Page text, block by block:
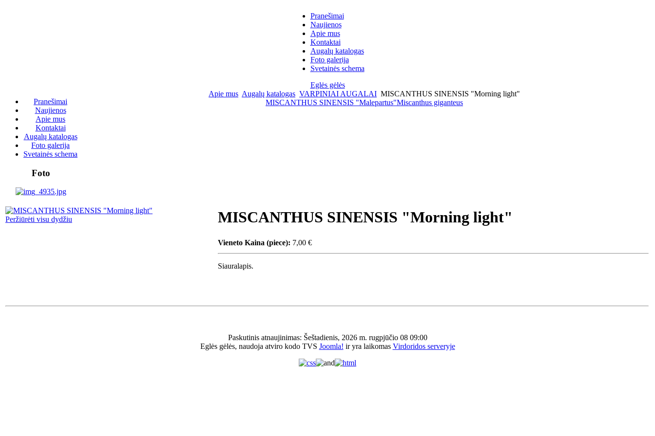
Pranešimai
Naujienos
Apie mus
Kontaktai
Augalų katalogas
Foto galerija
Svetainės schema
Eglės gėlės
Pranešimai
Naujienos
Apie mus
Kontaktai
Augalų katalogas
Foto galerija
Svetainės schema
Foto
Apie mus Augalų katalogas VARPINIAI AUGALAI MISCANTHUS SINENSIS "Morning light"
MISCANTHUS SINENSIS "Malepartus"Miscanthus giganteus
Peržiūrėti visu dydžiu MISCANTHUS SINENSIS "Morning light"
Vieneto Kaina (piece): 7,00 €
Siauralapis.
Paskutinis atnaujinimas: Šeštadienis, 2026 m. rugpjūčio 08 09:00
Eglės gėlės, naudoja atviro kodo TVS Joomla! ir yra laikomas Virdoridos serveryje